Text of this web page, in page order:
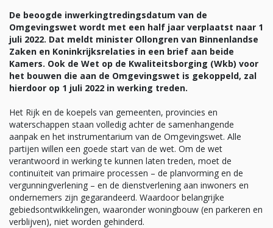
De beoogde inwerkingtredingsdatum van de
Omgevingswet wordt met een half jaar verplaatst naar 1
juli 2022. Dat meldt minister Ollongren van Binnenlandse
Zaken en Koninkrijksrelaties in een brief aan beide
Kamers. Ook de Wet op de Kwaliteitsborging (Wkb) voor
het bouwen die aan de Omgevingswet is gekoppeld, zal
hierdoor op 1 juli 2022 in werking treden.
Het Rijk en de koepels van gemeenten, provincies en
waterschappen staan volledig achter de samenhangende
aanpak en het instrumentarium van de Omgevingswet. Alle
partijen willen een goede start van de wet. Om de wet
verantwoord in werking te kunnen laten treden, moet de
continuïteit van primaire processen – de planvorming en de
vergunningverlening – en de dienstverlening aan inwoners en
ondernemers zijn gegarandeerd. Waardoor belangrijke
gebiedsontwikkelingen, waaronder woningbouw (en parkeren en
verblijven), niet worden gehinderd.